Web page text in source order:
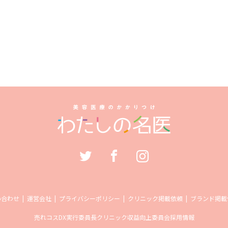
わせ 運営会社 プライバシーポリシー クリニック掲載依頼 ブランド掲
売れコスDX実行委員長クリニック収益向上委員会採用情報